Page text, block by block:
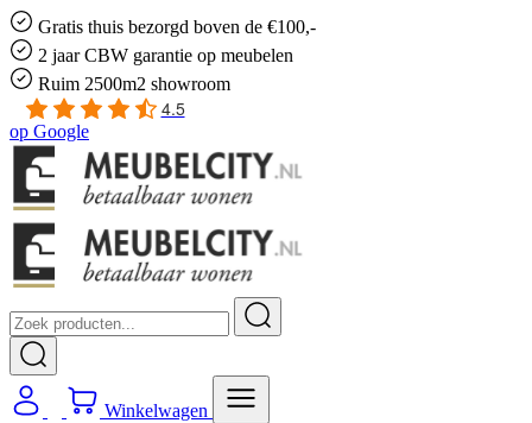
Gratis thuis bezorgd boven de €100,-
2 jaar CBW garantie op meubelen
Ruim 2500m2 showroom
4.5
op Google
Winkelwagen